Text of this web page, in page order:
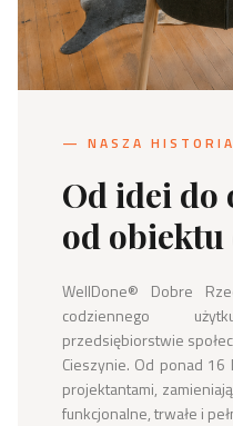
— NASZA HISTORIA
Od idei do
od
WellDone® Dobre
codziennego
przedsiębiorstwie
Cieszynie. Od ponad 16
projektantami,
funkcjonalne, trwałe i